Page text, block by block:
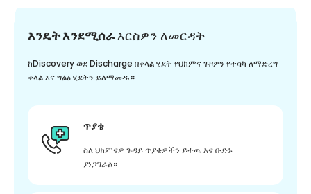
እንዴት እንደሚሰራእርስዎን ለመርዳት
ከDiscovery ወደ Discharge በቀላል ሂደት የህክምና ጉዞዎን የተሳካ ለማድረግ
ቀላል እና ግልፅ ሂደትን ይለማመዱ።
ጥያቄ
ስለ ህክምናዎ ጉዳይ ጥያቄዎችን ይተዉ እና ቡድኑ
ያነጋግራል።